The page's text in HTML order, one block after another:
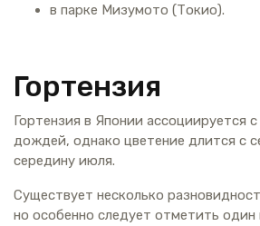
в парке Мизумото (Токио).
Гортензия
Гортензия в Японии ассоциируется
дождей, однако цветение длится с
середину июля.
Существует несколько
но особенно следует отметить один